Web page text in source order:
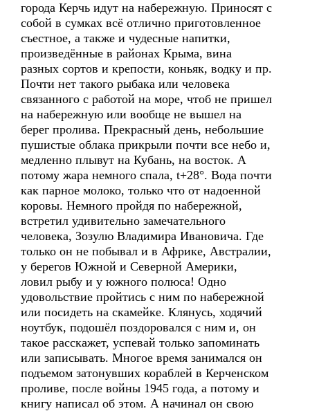
города Керчь идут на набережную. Приносят с
собой в сумках всё отлично приготовленное
съестное, а также и чудесные напитки,
произведённые в районах Крыма, вина
разных сортов и крепости, коньяк, водку и пр.
Почти нет такого рыбака или человека
связанного с работой на море, чтоб не пришел
на набережную или вообще не вышел на
берег пролива. Прекрасный день, небольшие
пушистые облака прикрыли почти все небо и,
медленно плывут на Кубань, на восток. А
потому жара немного спала, t+28°. Вода почти
как парное молоко, только что от надоенной
коровы. Немного пройдя по набережной,
встретил удивительно замечательного
человека, Зозулю Владимира Ивановича. Где
только он не побывал и в Африке, Австралии,
у берегов Южной и Северной Америки,
ловил рыбу и у южного полюса! Одно
удовольствие пройтись с ним по набережной
или посидеть на скамейке. Клянусь, ходячий
ноутбук, подошёл поздоровался с ним и, он
такое расскажет, успевай только запоминать
или записывать. Многое время занимался он
подъемом затонувших кораблей в Керченском
проливе, после войны 1945 года, а потому и
книгу написал об этом. А начинал он свою